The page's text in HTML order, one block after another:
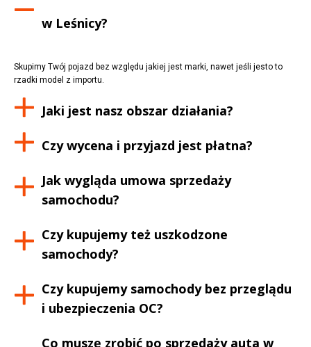
w Leśnicy?
Skupimy Twój pojazd bez względu jakiej jest marki, nawet jeśli jesto to
rzadki model z importu.
Jaki jest nasz obszar działania?
Czy wycena i przyjazd jest płatna?
Jak wygląda umowa sprzedaży
samochodu?
Czy kupujemy też uszkodzone
samochody?
Czy kupujemy samochody bez przeglądu
i ubezpieczenia OC?
Co muszę zrobić po sprzedaży auta w